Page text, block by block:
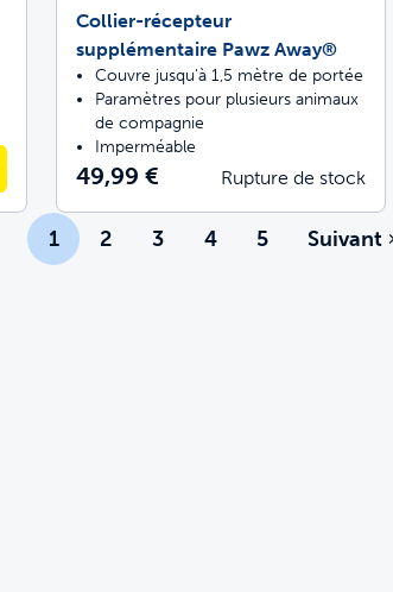
Collier-récepteur
supplémentaire Pawz Away®
Couvre jusqu'à 1,5 mètre de portée
Paramètres pour plusieurs animaux
de compagnie
Imperméable
49,99 € Rupture de stock
1 2 3 4 5 Suivant